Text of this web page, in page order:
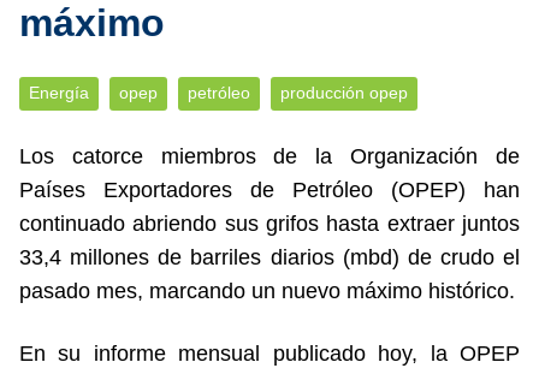
máximo
Energía opep petróleo producción opep
Los catorce miembros de la Organización de
Países Exportadores de Petróleo (OPEP) han
continuado abriendo sus grifos hasta extraer juntos
33,4 millones de barriles diarios (mbd) de crudo el
pasado mes, marcando un nuevo máximo histórico.
En su informe mensual publicado hoy, la OPEP